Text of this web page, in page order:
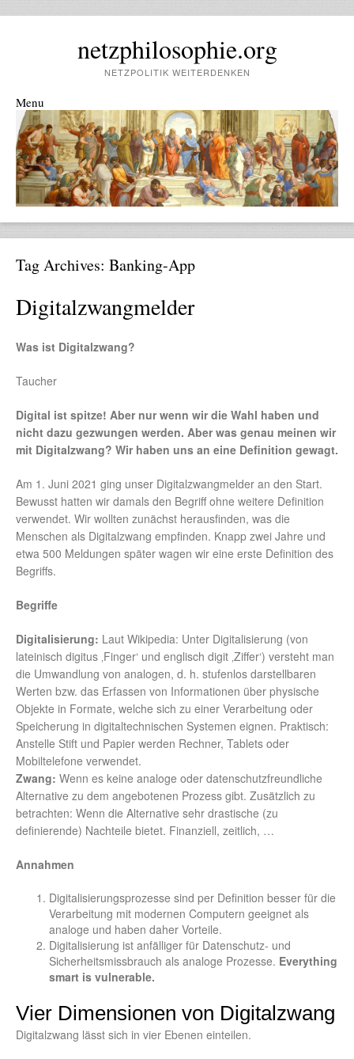
netzphilosophie.org
NETZPOLITIK WEITERDENKEN
Menu
Skip to content
Tag Archives: Banking-App
Digitalzwangmelder
Was ist Digitalzwang?
Taucher
Digital ist spitze! Aber nur wenn wir die Wahl haben und
nicht dazu gezwungen werden. Aber was genau meinen wir
mit Digitalzwang? Wir haben uns an eine Definition gewagt.
Am 1. Juni 2021 ging unser Digitalzwangmelder an den Start.
Bewusst hatten wir damals den Begriff ohne weitere Definition
verwendet. Wir wollten zunächst herausfinden, was die
Menschen als Digitalzwang empfinden. Knapp zwei Jahre und
etwa 500 Meldungen später wagen wir eine erste Definition des
Begriffs.
Begriffe
Digitalisierung: Laut Wikipedia: Unter Digitalisierung (von
lateinisch digitus ‚Finger‘ und englisch digit ‚Ziffer‘) versteht man
die Umwandlung von analogen, d. h. stufenlos darstellbaren
Werten bzw. das Erfassen von Informationen über physische
Objekte in Formate, welche sich zu einer Verarbeitung oder
Speicherung in digitaltechnischen Systemen eignen. Praktisch:
Anstelle Stift und Papier werden Rechner, Tablets oder
Mobiltelefone verwendet.
Zwang: Wenn es keine analoge oder datenschutzfreundliche
Alternative zu dem angebotenen Prozess gibt. Zusätzlich zu
betrachten: Wenn die Alternative sehr drastische (zu
definierende) Nachteile bietet. Finanziell, zeitlich, …
Annahmen
Digitalisierungsprozesse sind per Definition besser für die
Verarbeitung mit modernen Computern geeignet als
analoge und haben daher Vorteile.
Digitalisierung ist anfälliger für Datenschutz- und
Sicherheitsmissbrauch als analoge Prozesse. Everything
smart is vulnerable.
Vier Dimensionen von Digitalzwang
Digitalzwang lässt sich in vier Ebenen einteilen.